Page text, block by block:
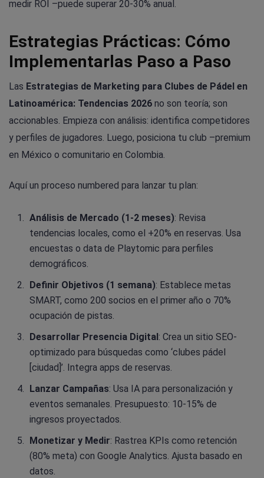
medir ROI –puede superar 20-30% anual.
Estrategias Prácticas: Cómo
Implementarlas Paso a Paso
Las Estrategias de Marketing para Clubes de Pádel en
Latinoamérica: Tendencias 2026 no son teoría; son
accionables. Empieza con análisis: identifica competidores
y perfiles de jugadores. Luego, posiciona tu club –premium
en México o comunitario en Colombia.
Aquí un proceso numbered para lanzar tu plan:
Análisis de Mercado (1-2 meses): Revisa
tendencias locales, como el +20% en reservas. Usa
encuestas o data de Playtomic para perfiles
demográficos.
Definir Objetivos (1 semana): Establece metas
SMART, como 200 socios en el primer año o 70%
ocupación de pistas.
Desarrollar Presencia Digital : Crea un sitio SEO-
optimizado para búsquedas como ‘clubes pádel
[ciudad]’. Integra apps de reservas.
Lanzar Campañas: Usa IA para personalización y
eventos semanales. Presupuesto: 10-15% de
ingresos proyectados.
Monetizar y Medir: Rastrea KPIs como retención
(80% meta) con Google Analytics. Ajusta basado en
datos.